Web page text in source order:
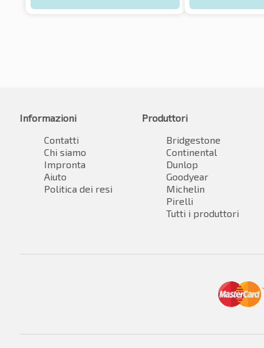
Informazioni
Contatti
Chi siamo
Impronta
Aiuto
Politica dei resi
Produttori
Bridgestone
Continental
Dunlop
Goodyear
Michelin
Pirelli
Tutti i produttori